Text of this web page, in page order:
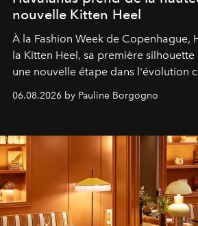
nouvelle Kitten Heel
À la Fashion Week de Copenhague,
la Kitten Heel, sa première
une nouvelle étape dans l'évolution
06.08.2026 by Pauline Borgogno